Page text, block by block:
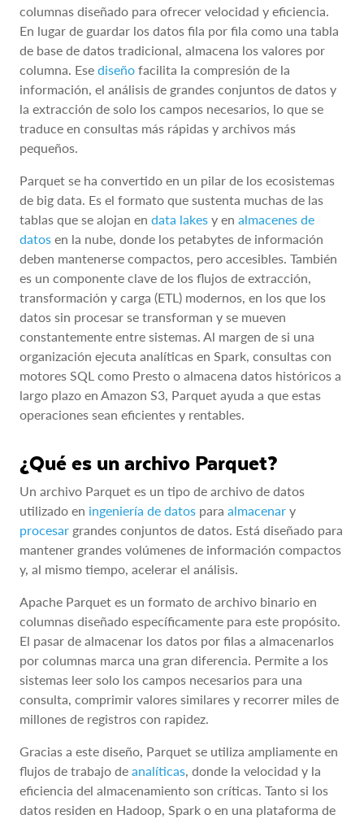
columnas diseñado para ofrecer velocidad y eficiencia.
En lugar de guardar los datos fila por fila como una tabla
de base de datos tradicional, almacena los valores por
columna. Ese diseño facilita la compresión de la
información, el análisis de grandes conjuntos de datos y
la extracción de solo los campos necesarios, lo que se
traduce en consultas más rápidas y archivos más
pequeños.
Parquet se ha convertido en un pilar de los ecosistemas
de big data. Es el formato que sustenta muchas de las
tablas que se alojan en data lakes y en almacenes de
datos en la nube, donde los petabytes de información
deben mantenerse compactos, pero accesibles. También
es un componente clave de los flujos de extracción,
transformación y carga (ETL) modernos, en los que los
datos sin procesar se transforman y se mueven
constantemente entre sistemas. Al margen de si una
organización ejecuta analíticas en Spark, consultas con
motores SQL como Presto o almacena datos históricos a
largo plazo en Amazon S3, Parquet ayuda a que estas
operaciones sean eficientes y rentables.
¿Qué es un archivo Parquet?
Un archivo Parquet es un tipo de archivo de datos
utilizado en ingeniería de datos para almacenar y
procesar grandes conjuntos de datos. Está diseñado para
mantener grandes volúmenes de información compactos
y, al mismo tiempo, acelerar el análisis.
Apache Parquet es un formato de archivo binario en
columnas diseñado específicamente para este propósito.
El pasar de almacenar los datos por filas a almacenarlos
por columnas marca una gran diferencia. Permite a los
sistemas leer solo los campos necesarios para una
consulta, comprimir valores similares y recorrer miles de
millones de registros con rapidez.
Gracias a este diseño, Parquet se utiliza ampliamente en
flujos de trabajo de analíticas, donde la velocidad y la
eficiencia del almacenamiento son críticas. Tanto si los
datos residen en Hadoop, Spark o en una plataforma de